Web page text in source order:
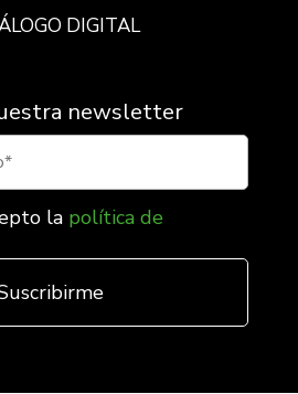
DIGITAL
newsletter
la política de